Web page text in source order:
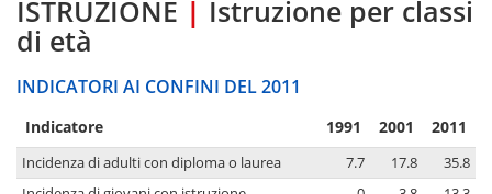
ISTRUZIONE | Istruzione per classi
di età
INDICATORI AI CONFINI DEL 2011
Indicatore 1991 2001 2011
Incidenza di adulti con diploma o laurea 7.7 17.8
35.8